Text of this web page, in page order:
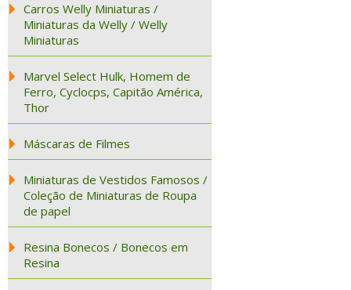
Carros Welly Miniaturas /
Miniaturas da Welly / Welly
Miniaturas
Marvel Select Hulk, Homem de
Ferro, Cyclocps, Capitão América,
Thor
Máscaras de Filmes
Miniaturas de Vestidos Famosos /
Coleção de Miniaturas de Roupa
de papel
Resina Bonecos / Bonecos em
Resina